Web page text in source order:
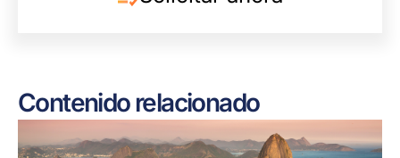
Contenido relacionado